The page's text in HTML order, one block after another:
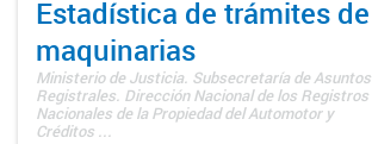
Estadística de trámites de
maquinarias
Ministerio de Justicia. Subsecretaría de Asuntos
Registrales. Dirección Nacional de los Registros
Nacionales de la Propiedad del Automotor y
Créditos ...